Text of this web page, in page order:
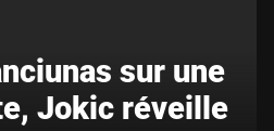
sur une
Jokic réveille